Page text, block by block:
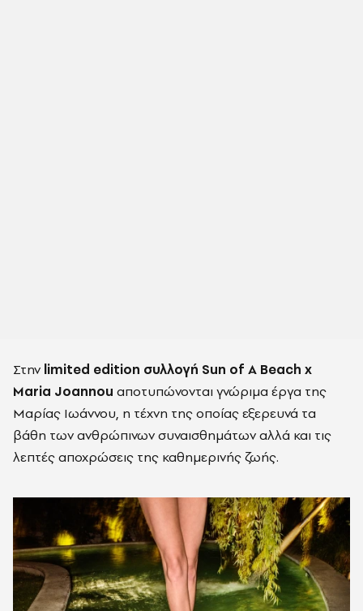
Στην limited edition συλλογή Sun of A Beach x
Maria Joannou αποτυπώνονται γνώριμα έργα της
Μαρίας Ιωάννου, η τέχνη της οποίας εξερευνά τα
βάθη των ανθρώπινων συναισθημάτων αλλά και τις
λεπτές αποχρώσεις της καθημερινής ζωής.